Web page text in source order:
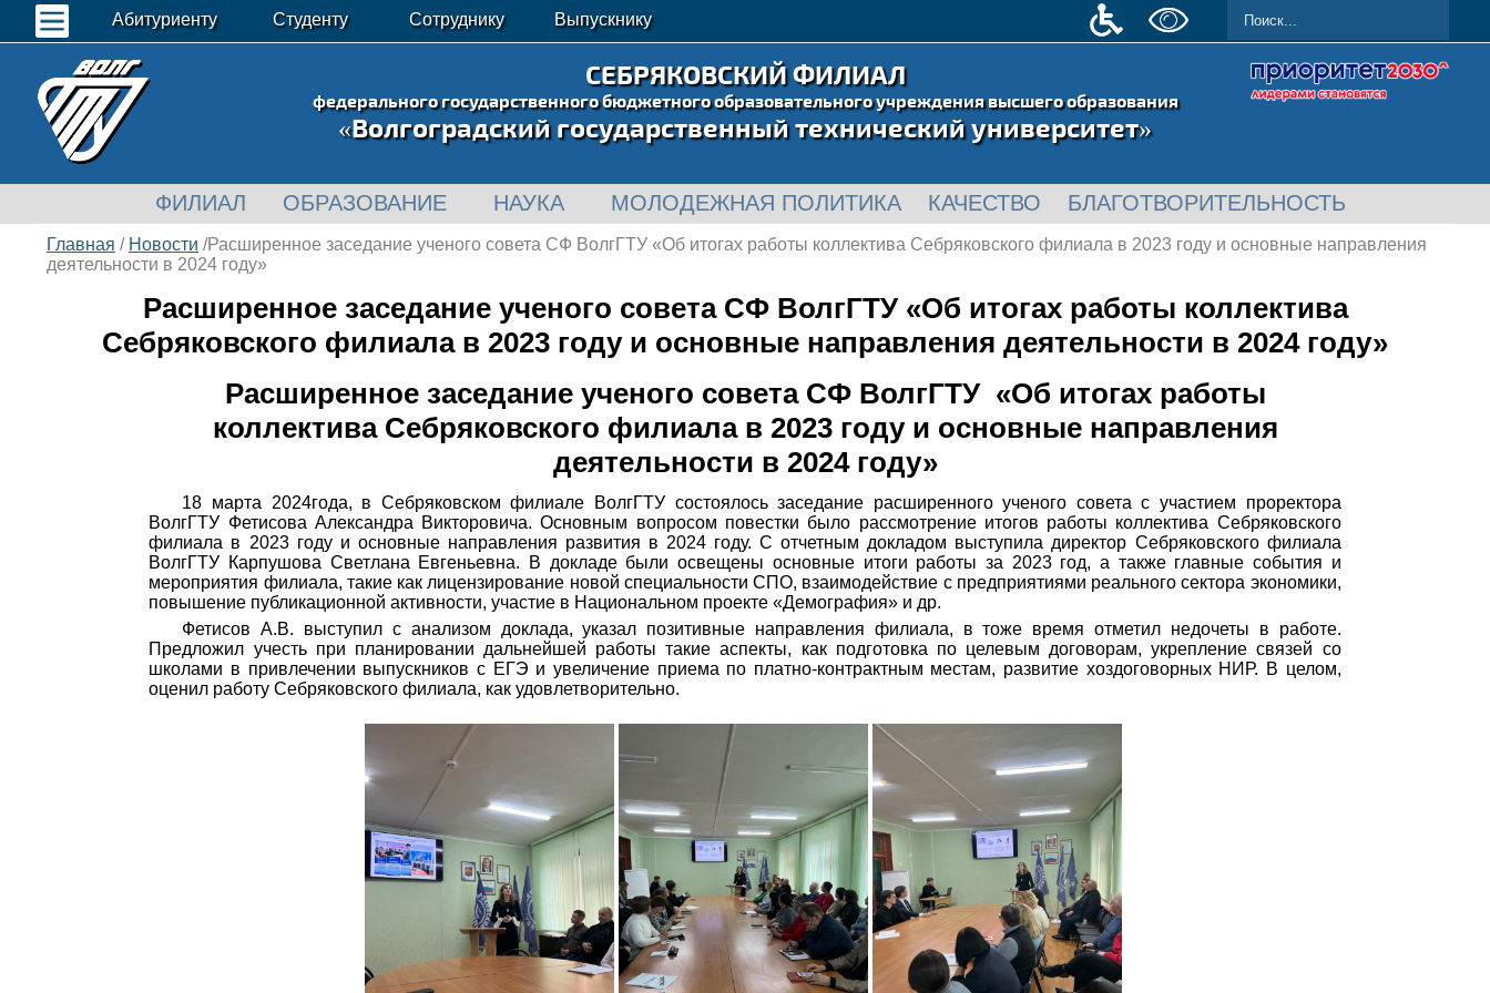
Абитуриенту Студенту Сотруднику Выпускнику
СЕБРЯКОВСКИЙ ФИЛИАЛ
федерального государственного бюджетного образовательного учреждения высшего образования
«Волгоградский государственный технический университет»
ФИЛИАЛ ОБРАЗОВАНИЕ НАУКА МОЛОДЕЖНАЯ ПОЛИТИКА КАЧЕСТВО БЛАГОТВОРИТЕЛЬНОСТЬ
Главная / Новости /Расширенное заседание ученого совета СФ ВолгГТУ «Об итогах работы коллектива Себряковского филиала в 2023 году и основные направления
деятельности в 2024 году»
Расширенное заседание ученого совета СФ ВолгГТУ «Об итогах работы коллектива
Себряковского филиала в 2023 году и основные направления деятельности в 2024 году»
Расширенное заседание ученого совета СФ ВолгГТУ «Об итогах работы
коллектива Себряковского филиала в 2023 году и основные направления
деятельности в 2024 году»
18 марта 2024года, в Себряковском филиале ВолгГТУ состоялось заседание расширенного ученого совета с участием проректора
ВолгГТУ Фетисова Александра Викторовича. Основным вопросом повестки было рассмотрение итогов работы коллектива Себряковского
филиала в 2023 году и основные направления развития в 2024 году. С отчетным докладом выступила директор Себряковского филиала
ВолгГТУ Карпушова Светлана Евгеньевна. В докладе были освещены основные итоги работы за 2023 год, а также главные события и
мероприятия филиала, такие как лицензирование новой специальности СПО, взаимодействие с предприятиями реального сектора экономики,
повышение публикационной активности, участие в Национальном проекте «Демография» и др.
Фетисов А.В. выступил с анализом доклада, указал позитивные направления филиала, в тоже время отметил недочеты в работе.
Предложил учесть при планировании дальнейшей работы такие аспекты, как подготовка по целевым договорам, укрепление связей со
школами в привлечении выпускников с ЕГЭ и увеличение приема по платно-контрактным местам, развитие хоздоговорных НИР. В целом,
оценил работу Себряковского филиала, как удовлетворительно.